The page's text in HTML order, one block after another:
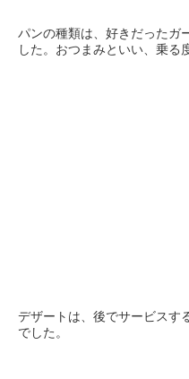
パンの種類は、好きだったガ
した。おつまみといい、乗る
デザートは、後でサービスす
でした。